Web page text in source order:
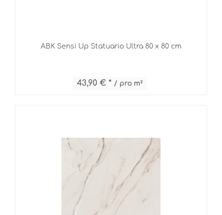
ABK Sensi Up Statuario Ultra 80 x 80 cm
43,90 € * / pro m²